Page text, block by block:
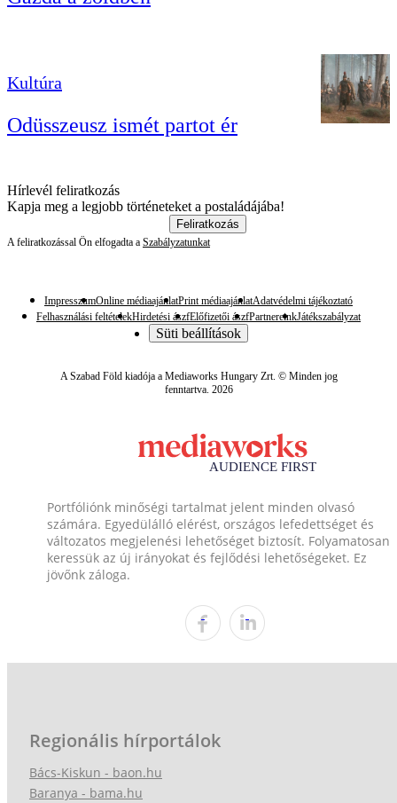
Kultúra
Odüsszeusz ismét partot ér
Hírlevél feliratkozás
Kapja meg a legjobb történeteket a postaládájába!
Feliratkozás
A feliratkozással Ön elfogadta a Szabályzatunkat
ImpresszumOnline médiaajánlatPrint médiaajánlatAdatvédelmi tájékoztató
Felhasználási feltételekHirdetési ászfElőfizetői ászfPartnereinkJátékszabályzat
Süti beállítások
A Szabad Föld kiadója a Mediaworks Hungary Zrt. © Minden jog
fenntartva. 2026
Portfóliónk minőségi tartalmat jelent minden olvasó
számára. Egyedülálló elérést, országos lefedettséget és
változatos megjelenési lehetőséget biztosít. Folyamatosan
keressük az új irányokat és fejlődési lehetőségeket. Ez
jövőnk záloga.
Regionális hírportálok
Bács-Kiskun - baon.hu
Baranya - bama.hu